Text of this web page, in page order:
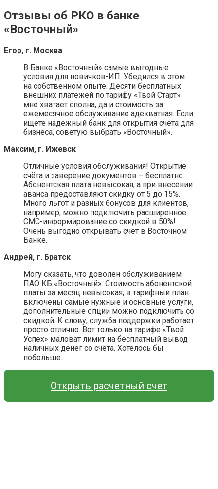
Отзывы об РКО в банке
«Восточный»
Егор, г. Москва
В Банке «Восточный» самые выгодные
условия для новичков-ИП. Убедился в этом
на собственном опыте. Десяти бесплатных
внешних платежей по тарифу «Твой Старт»
мне хватает сполна, да и стоимость за
ежемесячное обслуживание адекватная. Если
ищете надёжный банк для открытия счёта для
бизнеса, советую выбрать «Восточный».
Максим, г. Ижевск
Отличные условия обслуживания! Открытие
счёта и заверение документов – бесплатно.
Абонентская плата невысокая, а при внесении
аванса предоставляют скидку от 5 до 15%.
Много льгот и разных бонусов для клиентов,
например, можно подключить расширенное
СМС-информирование со скидкой в 50%!
Очень выгодно открывать счёт в Восточном
Банке.
Андрей, г. Братск
Могу сказать, что доволен обслуживанием
ПАО КБ «Восточный». Стоимость абонентской
платы за месяц невысокая, в тарифный план
включены самые нужные и основные услуги,
дополнительные опции можно подключить со
скидкой. К слову, служба поддержки работает
просто отлично. Вот только на тарифе «Твой
Успех» маловат лимит на бесплатный вывод
наличных денег со счёта. Хотелось бы
побольше.
Открыть расчетный счет